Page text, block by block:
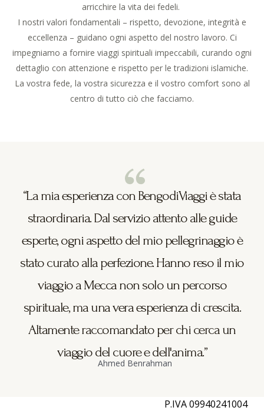
arricchire la vita dei fedeli.
I nostri valori fondamentali – rispetto, devozione, integrità e
eccellenza – guidano ogni aspetto del nostro lavoro. Ci
impegniamo a fornire viaggi spirituali impeccabili, curando ogni
dettaglio con attenzione e rispetto per le tradizioni islamiche.
La vostra fede, la vostra sicurezza e il vostro comfort sono al
centro di tutto ciò che facciamo.
“La mia esperienza con BengodiViaggi è stata
straordinaria. Dal servizio attento alle guide
esperte, ogni aspetto del mio pellegrinaggio è
stato curato alla perfezione. Hanno reso il mio
viaggio a Mecca non solo un percorso
spirituale, ma una vera esperienza di crescita.
Altamente raccomandato per chi cerca un
viaggio del cuore e dell'anima.”
Ahmed Benrahman
P.IVA 09940241004